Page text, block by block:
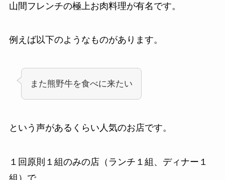
山間フレンチの極上お肉料理が有名です。
例えば以下のようなものがあります。
また熊野牛を食べに来たい
という声があるくらい人気のお店です。
１回原則１組のみの店（ランチ１組、ディナー１
組）で